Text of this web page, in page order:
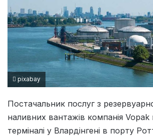
pixabay
Постачальник послуг з
наливних вантажів компанія
терміналі у Влардінгені в порту